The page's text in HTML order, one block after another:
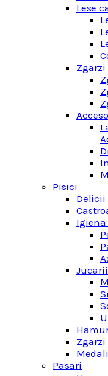
Lese
Zgarzi
Pisici
Delicii
Igiena
Zgarzi
Pasari